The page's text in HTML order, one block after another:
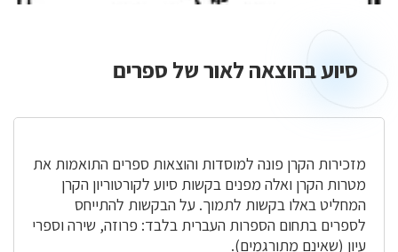
סיוע בהוצאה לאור של ספרים
מזכירות הקרן פונה למוסדות והוצאות ספרים התואמות את
מטרות הקרן ואלה מפנים בקשות סיוע לקורטוריון הקרן
המחליט באלו בקשות לתמוך. על הבקשות להתייחס
לספרים בתחום הספרות העברית בלבד: פרוזה, שירה וספרי
עיון (שאינם מתורגמים).